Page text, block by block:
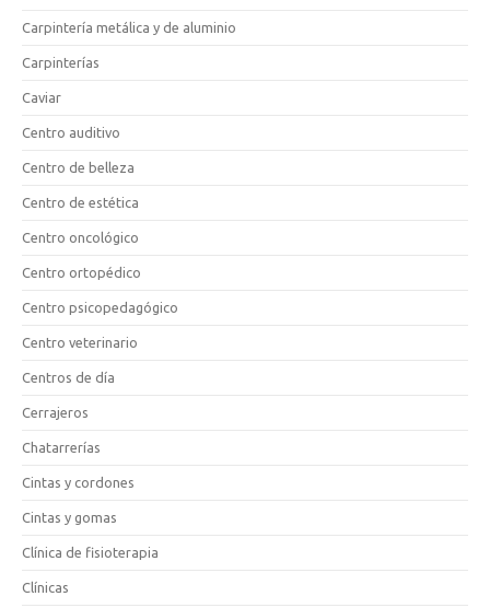
Carpintería metálica y de aluminio
Carpinterías
Caviar
Centro auditivo
Centro de belleza
Centro de estética
Centro oncológico
Centro ortopédico
Centro psicopedagógico
Centro veterinario
Centros de día
Cerrajeros
Chatarrerías
Cintas y cordones
Cintas y gomas
Clínica de fisioterapia
Clínicas